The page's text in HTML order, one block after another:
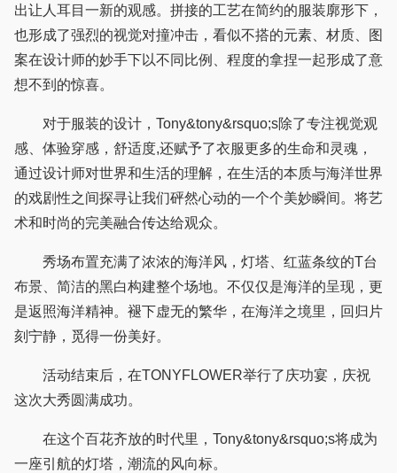
出让人耳目一新的观感。拼接的工艺在简约的服装廓形下，
也形成了强烈的视觉对撞冲击，看似不搭的元素、材质、图
案在设计师的妙手下以不同比例、程度的拿捏一起形成了意
想不到的惊喜。
对于服装的设计，Tony&tony&rsquo;s除了专注视觉观
感、体验穿感，舒适度,还赋予了衣服更多的生命和灵魂，
通过设计师对世界和生活的理解，在生活的本质与海洋世界
的戏剧性之间探寻让我们砰然心动的一个个美妙瞬间。将艺
术和时尚的完美融合传达给观众。
秀场布置充满了浓浓的海洋风，灯塔、红蓝条纹的T台
布景、简洁的黑白构建整个场地。不仅仅是海洋的呈现，更
是返照海洋精神。褪下虚无的繁华，在海洋之境里，回归片
刻宁静，觅得一份美好。
活动结束后，在TONYFLOWER举行了庆功宴，庆祝
这次大秀圆满成功。
在这个百花齐放的时代里，Tony&tony&rsquo;s将成为
一座引航的灯塔，潮流的风向标。